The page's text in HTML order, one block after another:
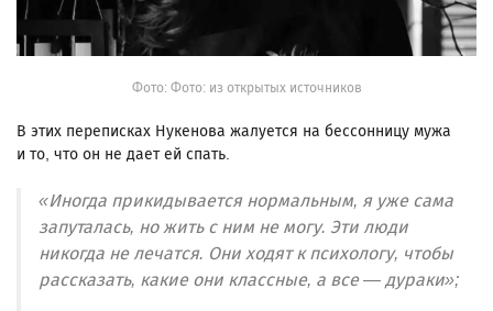
Фото: Фото: из открытых источников
В этих переписках Нукенова жалуется на бессонницу мужа
и то, что он не дает ей спать.
«Иногда прикидывается нормальным, я уже сама
запуталась, но жить с ним не могу. Эти люди
никогда не лечатся. Они ходят к психологу, чтобы
рассказать, какие они классные, а все — дураки»;